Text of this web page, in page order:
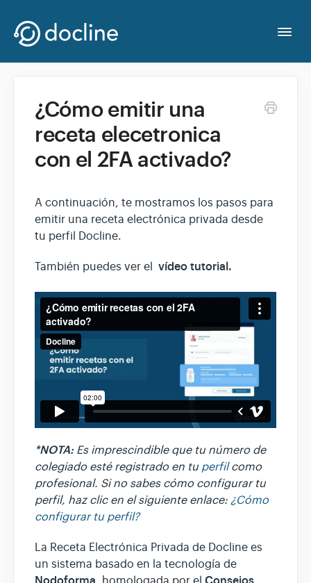
¿Cómo emitir una
receta elecetronica
con el 2FA activado?
A continuación, te mostramos los pasos para
emitir una receta electrónica privada desde
tu perfil Docline.
También puedes ver el vídeo tutorial.
*NOTA: Es imprescindible que tu número de
colegiado esté registrado en tu perfilcomo
profesional. Si no sabes cómo configurar tu
perfil, haz clic en el siguiente enlace: ¿Cómo
configurar tu perfil?
La Receta Electrónica Privada de Docline es
un sistema basado en la tecnología de